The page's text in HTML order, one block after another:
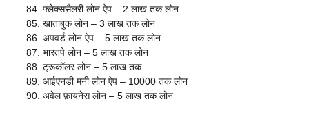
फ्लेक्ससैलरी लोन ऐप – 2 लाख तक लोन
खाताबुक लोन – 3 लाख तक लोन
अपवर्ड लोन ऐप – 5 लाख तक लोन
भारतपे लोन – 5 लाख तक लोन
ट्रूकॉलर लोन – 5 लाख तक
आईएनडी मनी लोन ऐप – 10000 तक लोन
अवेल फ़ायनेस लोन – 5 लाख तक लोन